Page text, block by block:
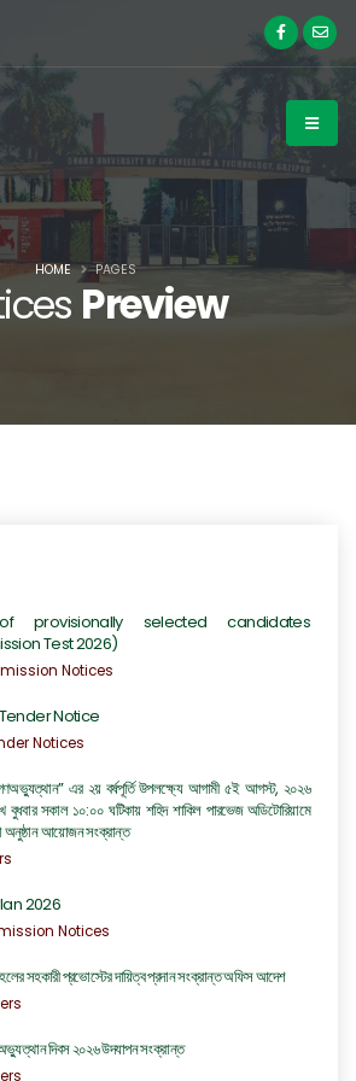
Preview
HOME PAGES
provisionally selected candidates
Test 2026)
Notices
Notice
Notices
এর ২য় বর্ষপূর্তি উপলক্ষ্যে আগামী ৫ই আগস্ট, ২০২৬
বুধবার সকাল ১০:০০ ঘটিকায় শহিদ শাকিল পারভেজ অডিটোরিয়ামে
আয়োজন সংক্রান্ত
2026
Notices
হলের সহকারী প্রভোস্টের দায়িত্ব প্রদান সংক্রান্ত অফিস আদেশ
দিবস ২০২৬ উদযাপন সংক্রান্ত